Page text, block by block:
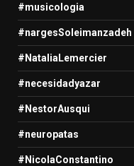
#musicologia
#nargesSoleimanzadeh
#NataliaLemercier
#necesidadyazar
#NestorAusqui
#neuropatas
#NicolaConstantino